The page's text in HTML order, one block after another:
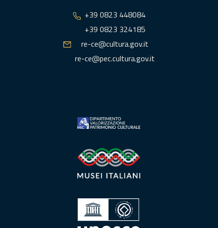
+39 0823 448084
+39 0823 324185
re-ce@cultura.gov.it
re-ce@pec.cultura.gov.it